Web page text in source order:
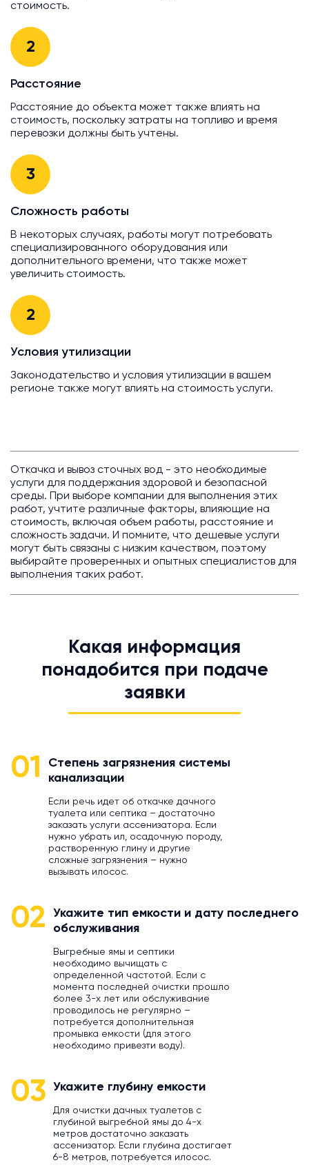
стоимость.
2
Расстояние
Расстояние до объекта может также влиять на
стоимость, поскольку затраты на топливо и время
перевозки должны быть учтены.
3
Сложность работы
В некоторых случаях, работы могут потребовать
специализированного оборудования или
дополнительного времени, что также может
увеличить стоимость.
2
Условия утилизации
Законодательство и условия утилизации в вашем
регионе также могут влиять на стоимость услуги.
Откачка и вывоз сточных вод - это необходимые
услуги для поддержания здоровой и безопасной
среды. При выборе компании для выполнения этих
работ, учтите различные факторы, влияющие на
стоимость, включая объем работы, расстояние и
сложность задачи. И помните, что дешевые услуги
могут быть связаны с низким качеством, поэтому
выбирайте проверенных и опытных специалистов для
выполнения таких работ.
Какая информация
понадобится при подаче
заявки
01
Степень загрязнения системы
канализации
Если речь идет об откачке дачного
туалета или септика – достаточно
заказать услуги ассенизатора. Если
нужно убрать ил, осадочную породу,
растворенную глину и другие
сложные загрязнения – нужно
вызывать илосос.
02
Укажите тип емкости и дату последнего
обслуживания
Выгребные ямы и септики
необходимо вычищать с
определенной частотой. Если с
момента последней очистки прошло
более 3-х лет или обслуживание
проводилось не регулярно –
потребуется дополнительная
промывка емкости (для этого
необходимо привезти воду).
03 Укажите глубину емкости
Для очистки дачных туалетов с
глубиной выгребной ямы до 4-х
метров достаточно заказать
ассенизатор. Если глубина достигает
6-8 метров, потребуется илосос.